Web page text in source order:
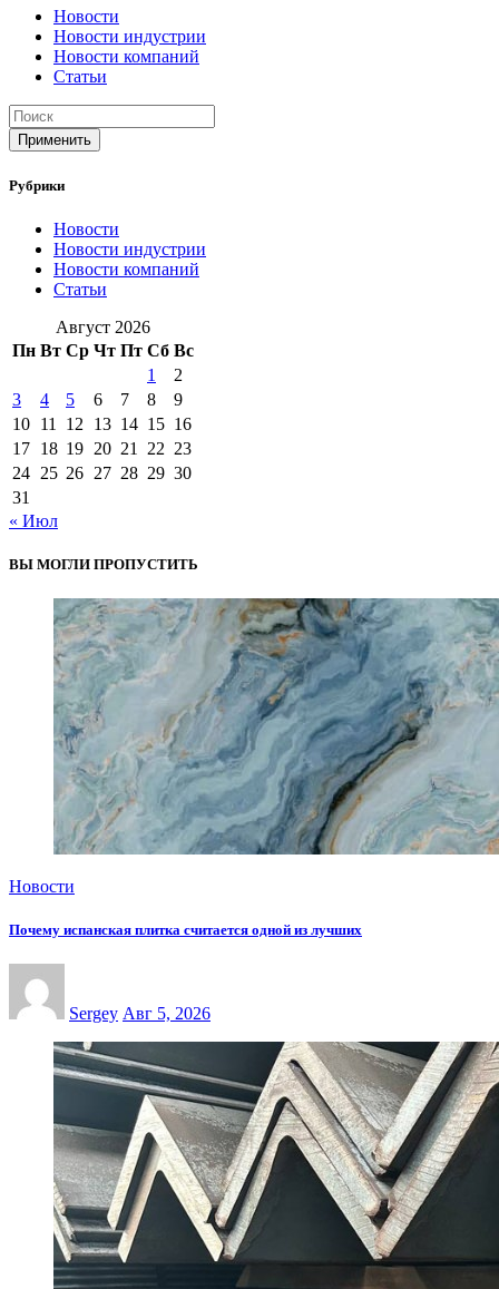
Новости
Новости индустрии
Новости компаний
Статьи
Применить
Рубрики
Новости
Новости индустрии
Новости компаний
Статьи
Август 2026
Пн Вт Ср Чт Пт Сб Вс
1
2
3
4 5 6 7 8
9
10 11 12 13 14 15 16
17 18 19 20 21 22 23
24 25 26 27 28 29 30
31
« Июл
ВЫ МОГЛИ ПРОПУСТИТЬ
Новости
Почему испанская плитка считается одной из лучших
Sergey Авг 5, 2026